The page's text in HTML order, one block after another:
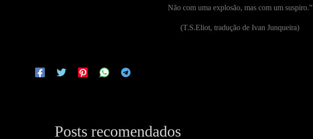
Não com uma explosão, mas com um suspiro.”
(T.S.Eliot, tradução de Ivan Junqueira)
Posts recomendados